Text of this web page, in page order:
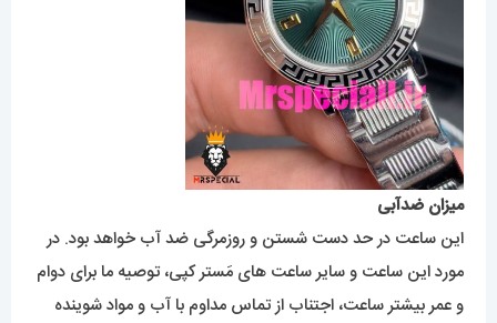
میزان ضدآبی
این ساعت در حد دست شستن و روزمرگی ضد آب خواهد بود. در
مورد این ساعت و سایر ساعت های مَستر کپی، توصیه ما برای دوام
و عمر بیشتر ساعت، اجتناب از تماس مداوم با آب و مواد شوینده